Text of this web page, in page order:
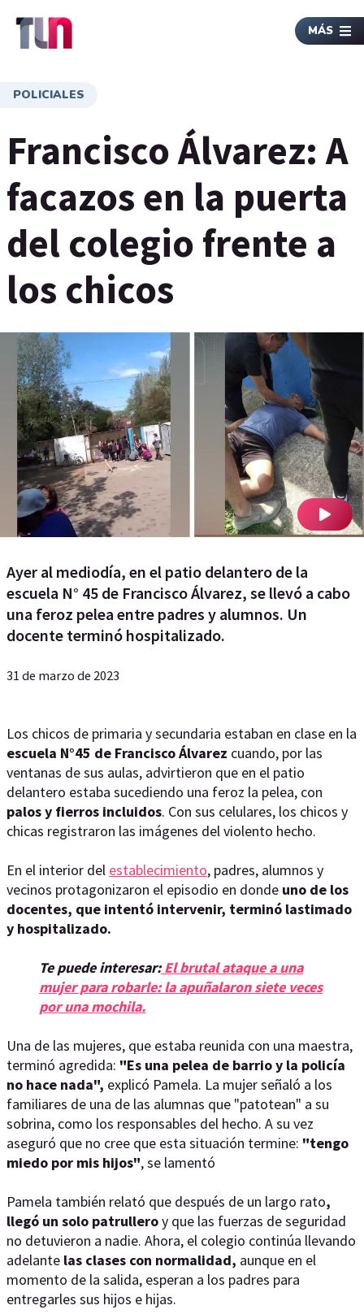
MÁS
POLICIALES
Francisco Álvarez: A
facazos en la puerta
del colegio frente a
los chicos
Ayer al mediodía, en el patio delantero de la
escuela N° 45 de Francisco Álvarez, se llevó a cabo
una feroz pelea entre padres y alumnos. Un
docente terminó hospitalizado.
31 de marzo de 2023
Los chicos de primaria y secundaria estaban en clase en la
escuela N°45 de Francisco Álvarez cuando, por las
ventanas de sus aulas, advirtieron que en el patio
delantero estaba sucediendo una feroz la pelea, con
palos y fierros incluidos. Con sus celulares, los chicos y
chicas registraron las imágenes del violento hecho.
En el interior del establecimiento, padres, alumnos y
vecinos protagonizaron el episodio en donde uno de los
docentes, que intentó intervenir, terminó lastimado
y hospitalizado.
Te puede interesar:El brutal ataque a una
mujer para robarle: la apuñalaron siete veces
por una mochila.
Una de las mujeres, que estaba reunida con una maestra,
terminó agredida: "Es una pelea de barrio y la policía
no hace nada", explicó Pamela. La mujer señaló a los
familiares de una de las alumnas que "patotean" a su
sobrina, como los responsables del hecho. A su vez
aseguró que no cree que esta situación termine: "tengo
miedo por mis hijos", se lamentó
Pamela también relató que después de un largo rato,
llegó un solo patrulleroy que las fuerzas de seguridad
no detuvieron a nadie. Ahora, el colegio continúa llevando
adelante las clases con normalidad, aunque en el
momento de la salida, esperan a los padres para
entregarles sus hijos e hijas.